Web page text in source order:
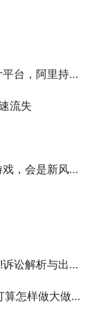
续加码C端产品
流失
口？有何利弊？
与出海合规指南
样做大做强？